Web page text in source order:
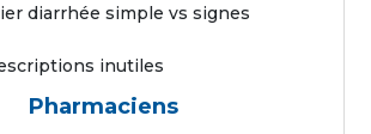
diarrhée simple vs signes
inutiles
Pharmaciens